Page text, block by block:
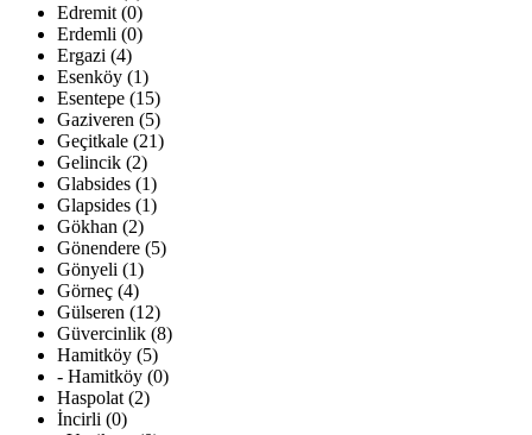
Edremit (0)
Erdemli (0)
Ergazi (4)
Esenköy (1)
Esentepe (15)
Gaziveren (5)
Geçitkale (21)
Gelincik (2)
Glabsides (1)
Glapsides (1)
Gökhan (2)
Gönendere (5)
Gönyeli (1)
Görneç (4)
Gülseren (12)
Güvercinlik (8)
Hamitköy (5)
- Hamitköy (0)
Haspolat (2)
İncirli (0)